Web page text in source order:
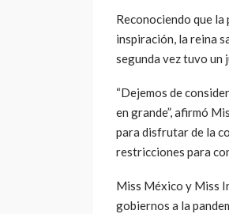
Reconociendo que
inspiración, la reina
segunda vez tuvo un
“Dejemos de
en grande”, afirmó
para disfrutar de la
restricciones para
Miss México y Miss
gobiernos a la